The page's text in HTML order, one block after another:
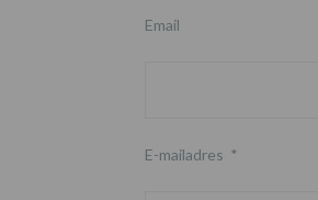
Email
E-mailadres *